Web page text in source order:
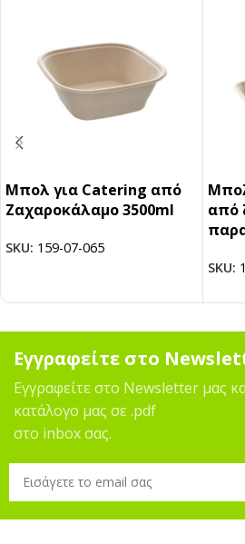
Μπολ για Catering από
Ζαχαροκάλαμο 3500ml
SKU: 159-07-065
από
SKU:
Εγγραφείτε στο
Εγγραφείτε στο Newsletter μας
κατάλογο μας σε .pdf
στο inbox σας.